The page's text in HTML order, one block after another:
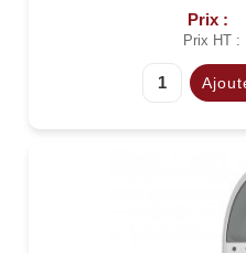
Prix :
Prix HT :